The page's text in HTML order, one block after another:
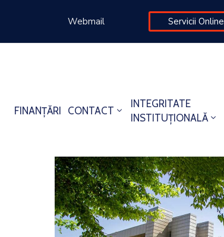
Webmail Servicii Online
FINANȚĂRI CONTACT
INTEGRITATE
INSTITUȚIONALĂ